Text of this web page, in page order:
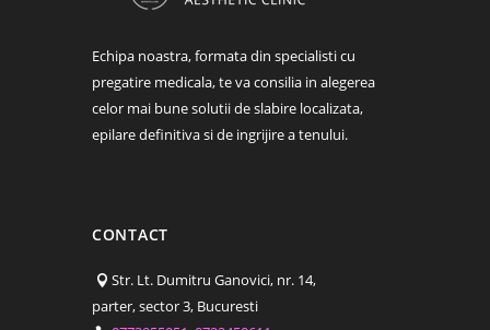
Echipa noastra, formata din specialisti cu
pregatire medicala, te va consilia in alegerea
celor mai bune solutii de slabire localizata,
epilare definitiva si de ingrijire a tenului.
CONTACT
Str. Lt. Dumitru Ganovici, nr. 14,
parter, sector 3, Bucuresti